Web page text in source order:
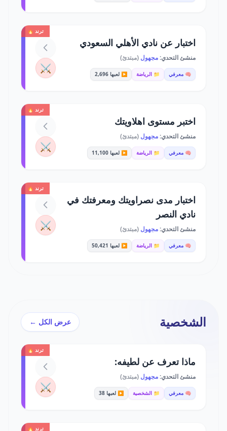
ترند 🔥
اختبار عن نادي الأهلي السعودي
منشئ التحدي:مجهول (مبتدئ)
🧠 معرفي 📁 الرياضة ▶️ لعبها 2,696 ⚔️
ترند 🔥
اختبر مستوى اهلاويتك
منشئ التحدي:مجهول (مبتدئ)
🧠 معرفي 📁 الرياضة ▶️ لعبها 11,100 ⚔️
ترند 🔥
اختبار مدى نصراويتك ومعرفتك في
نادي النصر
منشئ التحدي:مجهول (مبتدئ)
🧠 معرفي 📁 الرياضة ▶️ لعبها 50,421
⚔️
الشخصية عرض الكل ←
ترند 🔥
ماذا تعرف عن لطيفه:
منشئ التحدي:مجهول (مبتدئ)
🧠 معرفي 📁 الشخصية ▶️ لعبها 38 ⚔️
ترند 🔥